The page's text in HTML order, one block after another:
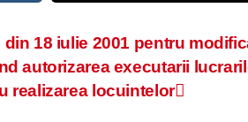
din 18 iulie 2001 pentru
autorizarea executarii
realizarea locuintelor